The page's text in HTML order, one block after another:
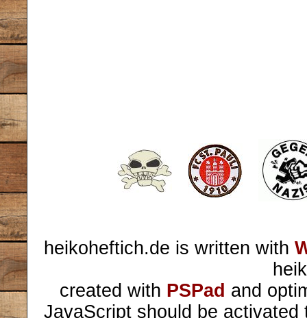
heikoheftich.de is written with
created with PSPad and
JavaScript should be